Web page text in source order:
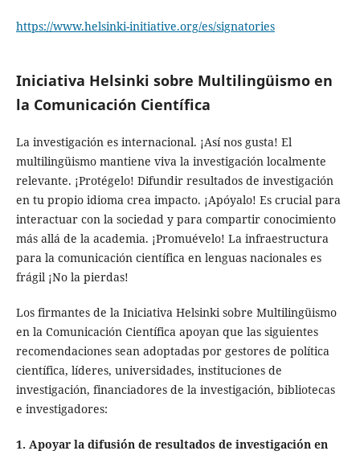
https://www.helsinki-initiative.org/es/signatories
Iniciativa Helsinki sobre Multilingüismo en
la Comunicación Científica
La investigación es internacional. ¡Así nos gusta! El
multilingüismo mantiene viva la investigación localmente
relevante. ¡Protégelo! Difundir resultados de investigación
en tu propio idioma crea impacto. ¡Apóyalo! Es crucial para
interactuar con la sociedad y para compartir conocimiento
más allá de la academia. ¡Promuévelo! La infraestructura
para la comunicación científica en lenguas nacionales es
frágil ¡No la pierdas!
Los firmantes de la Iniciativa Helsinki sobre Multilingüismo
en la Comunicación Científica apoyan que las siguientes
recomendaciones sean adoptadas por gestores de política
científica, líderes, universidades, instituciones de
investigación, financiadores de la investigación, bibliotecas
e investigadores:
1. Apoyar la difusión de resultados de investigación en